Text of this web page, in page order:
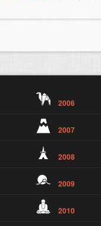
2006
2007
2008
2009
2010